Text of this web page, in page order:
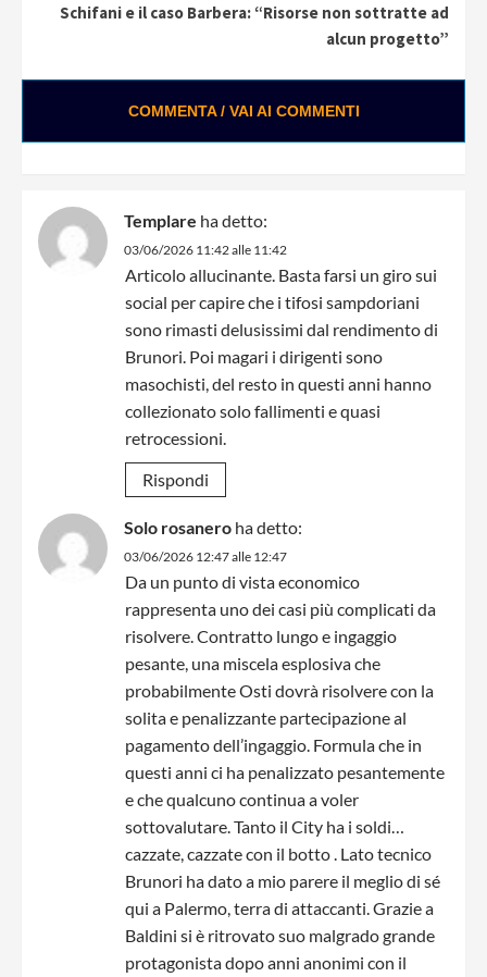
Schifani e il caso Barbera: “Risorse non sottratte ad
alcun progetto”
COMMENTA / VAI AI COMMENTI
Templare ha detto:
03/06/2026 11:42 alle 11:42
Articolo allucinante. Basta farsi un giro sui
social per capire che i tifosi sampdoriani
sono rimasti delusissimi dal rendimento di
Brunori. Poi magari i dirigenti sono
masochisti, del resto in questi anni hanno
collezionato solo fallimenti e quasi
retrocessioni.
Rispondi
Solo rosanero ha detto:
03/06/2026 12:47 alle 12:47
Da un punto di vista economico
rappresenta uno dei casi più complicati da
risolvere. Contratto lungo e ingaggio
pesante, una miscela esplosiva che
probabilmente Osti dovrà risolvere con la
solita e penalizzante partecipazione al
pagamento dell’ingaggio. Formula che in
questi anni ci ha penalizzato pesantemente
e che qualcuno continua a voler
sottovalutare. Tanto il City ha i soldi…
cazzate, cazzate con il botto . Lato tecnico
Brunori ha dato a mio parere il meglio di sé
qui a Palermo, terra di attaccanti. Grazie a
Baldini si è ritrovato suo malgrado grande
protagonista dopo anni anonimi con il